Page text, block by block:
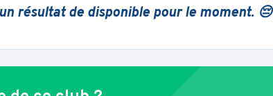
résultat de disponible pour le moment. 😔